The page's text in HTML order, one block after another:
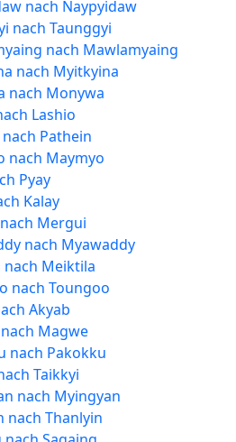
nach Naypyidaw
nach Taunggyi
nach Mawlamyaing
nach Myitkyina
nach Monywa
Lashio
Pathein
nach Maymyo
Pyay
Kalay
Mergui
nach Myawaddy
Meiktila
nach Toungoo
Akyab
Magwe
nach Pakokku
Taikkyi
nach Myingyan
nach Thanlyin